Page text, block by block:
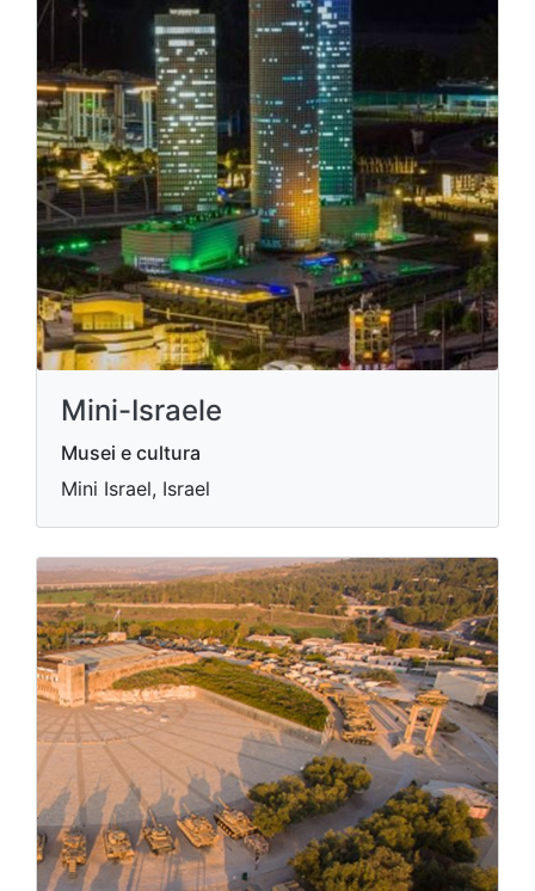
Mini-Israele
Musei e cultura
Mini Israel, Israel